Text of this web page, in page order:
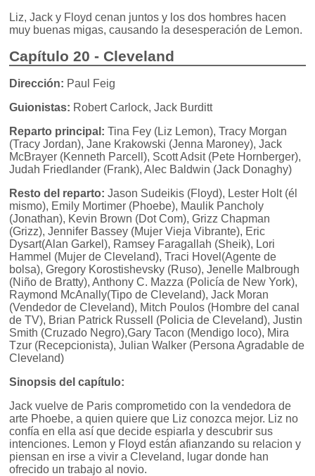
Liz, Jack y Floyd cenan juntos y los dos hombres hacen
muy buenas migas, causando la desesperación de Lemon.
Capítulo 20 - Cleveland
Dirección: Paul Feig
Guionistas: Robert Carlock, Jack Burditt
Reparto principal: Tina Fey (Liz Lemon), Tracy Morgan
(Tracy Jordan), Jane Krakowski (Jenna Maroney), Jack
McBrayer (Kenneth Parcell), Scott Adsit (Pete Hornberger),
Judah Friedlander (Frank), Alec Baldwin (Jack Donaghy)
Resto del reparto: Jason Sudeikis (Floyd), Lester Holt (él
mismo), Emily Mortimer (Phoebe), Maulik Pancholy
(Jonathan), Kevin Brown (Dot Com), Grizz Chapman
(Grizz), Jennifer Bassey (Mujer Vieja Vibrante), Eric
Dysart(Alan Garkel), Ramsey Faragallah (Sheik), Lori
Hammel (Mujer de Cleveland), Traci Hovel(Agente de
bolsa), Gregory Korostishevsky (Ruso), Jenelle Malbrough
(Niño de Bratty), Anthony C. Mazza (Policía de New York),
Raymond McAnally(Tipo de Cleveland), Jack Moran
(Vendedor de Cleveland), Mitch Poulos (Hombre del canal
de TV), Brian Patrick Russell (Policia de Cleveland), Justin
Smith (Cruzado Negro),Gary Tacon (Mendigo loco), Mira
Tzur (Recepcionista), Julian Walker (Persona Agradable de
Cleveland)
Sinopsis del capítulo:
Jack vuelve de Paris comprometido con la vendedora de
arte Phoebe, a quien quiere que Liz conozca mejor. Liz no
confía en ella así que decide espiarla y descubrir sus
intenciones. Lemon y Floyd están afianzando su relacion y
piensan en irse a vivir a Cleveland, lugar donde han
ofrecido un trabajo al novio.